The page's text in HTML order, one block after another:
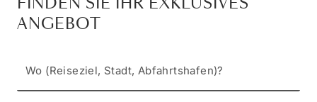
ANGEBOT
Wo (Reiseziel, Stadt, Abfahrtshafen)?